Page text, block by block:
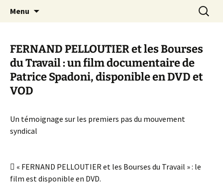
Canal Marches
Menu
FERNAND PELLOUTIER et les Bourses
du Travail : un film documentaire de
Patrice Spadoni, disponible en DVD et
VOD
Un témoignage sur les premiers pas du mouvement
syndical
 « FERNAND PELLOUTIER et les Bourses du Travail » : le
film est disponible en DVD.